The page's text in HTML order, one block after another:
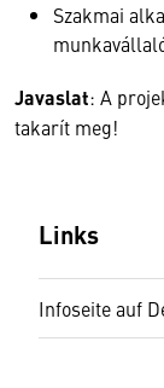
Szakmai
Javaslat: A
takarít meg!
Links
Infoseite auf